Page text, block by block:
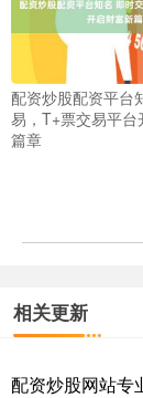
配资炒股配资平台
易，T+票交易平台
篇章
相关更新
配资炒股网站专